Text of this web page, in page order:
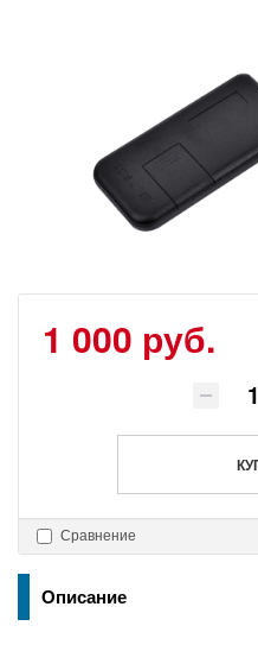
1 000 руб.
Сравнение
Описание